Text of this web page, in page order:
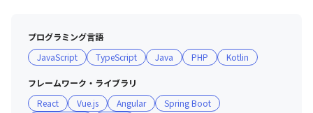
・フロントエンド：Angular, React
・データベース：MySQL など
・開発手法：アジャイル（スクラム）
・その他：生成AI, LLM
プログラミング言語
JavaScript
TypeScript Java PHP Kotlin
フレームワーク・ライブラリ
React
Vue.js Angular
Spring Boot